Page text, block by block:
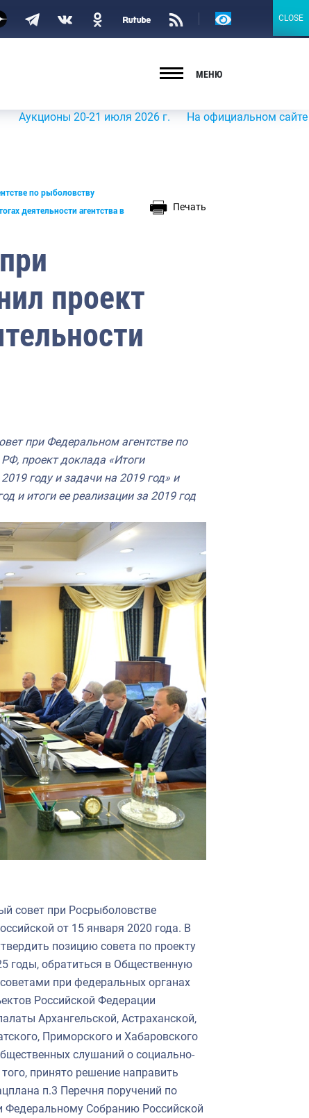
Версия
МЕНЮ
21 июля 2026 г. На официальном сайте
по рыболовству
деятельности агентства в
Печать
проект
при Федеральном агентстве по
проект доклада «Итоги
году и задачи на 2019 год» и
и итоги ее реализации за 2019 год
совет при Росрыболовстве
от 15 января 2020 года. В
позицию совета по проекту
годы, обратиться в Общественную
при федеральных органах
Российской Федерации
Архангельской, Астраханской,
Приморского и Хабаровского
слушаний о социально-
принято решение направить
п.3 Перечня поручений по
Федеральному Собранию Российской
CLOSE
CLOSE